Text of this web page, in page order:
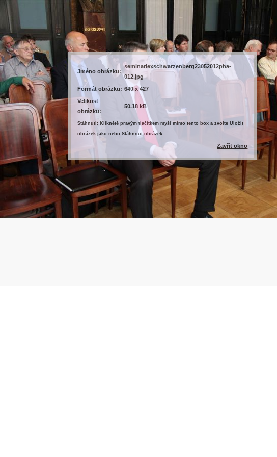
Jméno obrázku:
seminarlexschwarzenberg23052012pha-
012.jpg
Formát obrázku: 640 x 427
Velikost
obrázku:
50.18 kB
Stáhnutí: Kliknětě pravým tlačítkem myši mimo tento box a zvolte Uložit
obrázek jako nebo Stáhnout obrázek.
Zavřít okno